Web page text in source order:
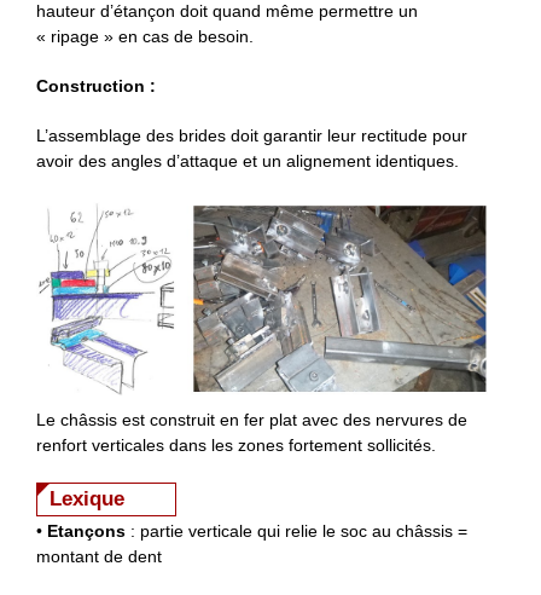
hauteur d’étançon doit quand même permettre un
« ripage » en cas de besoin.
Construction :
L’assemblage des brides doit garantir leur rectitude pour
avoir des angles d’attaque et un alignement identiques.
Le châssis est construit en fer plat avec des nervures de
renfort verticales dans les zones fortement sollicités.
Lexique
• Etançons : partie verticale qui relie le soc au châssis =
montant de dent